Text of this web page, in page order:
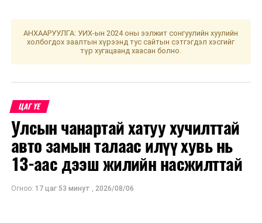
УБЦТС: Энэ долоо хоногт цахилгаан шугам тоноглолд
ӨМНӨХ МЭДЭЭ
УБЦТС: Өнөөдөр цахилгаан шугам тоноглолд хийгдэх
засвар үйлчилгээний хуваарь
АНХААРУУЛГА: УИХ-ын 2024 оны ээлжит сонгуулийн хуулийн
холбогдох заалтын хүрээнд тус сайтын сэтгэгдэл хэсгийг
түр хугацаанд хаасан болно.
ЦАГ ҮЕ
Улсын чанартай хатуу хучилттай
авто замын талаас илүү хувь нь
13-аас дээш жилийн насжилттай
Огноо: 17 цаг 53 минут , 2026/08/06